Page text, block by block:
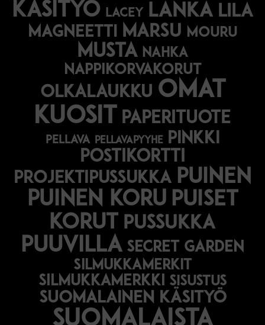
käsityö lacey lanka lila
magneetti marsu mouru
musta nahka
nappikorvakorut
olkalaukku omat
kuosit paperituote
pellava pellavapyyhe pinkki
postikortti
projektipussukka puinen
puinen koru puiset
korut pussukka
puuvilla secret garden
silmukkamerkit
silmukkamerkki sisustus
suomalainen käsityö